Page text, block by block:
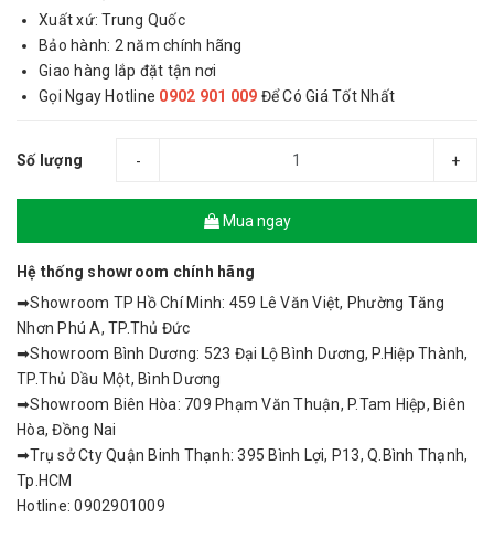
Xuất xứ: Trung Quốc
Bảo hành: 2 năm chính hãng
Giao hàng lắp đặt tận nơi
Gọi Ngay Hotline 0902 901 009 Để Có Giá Tốt Nhất
Số lượng - +
Mua ngay
Hệ thống showroom chính hãng
➡Showroom TP Hồ Chí Minh: 459 Lê Văn Việt, Phường Tăng
Nhơn Phú A, TP.Thủ Đức
➡Showroom Bình Dương: 523 Đại Lộ Bình Dương, P.Hiệp Thành,
TP.Thủ Dầu Một, Bình Dương
➡Showroom Biên Hòa: 709 Phạm Văn Thuận, P.Tam Hiệp, Biên
Hòa, Đồng Nai
➡Trụ sở Cty Quận Binh Thạnh: 395 Bình Lợi, P13, Q.Bình Thạnh,
Tp.HCM
Hotline: 0902901009